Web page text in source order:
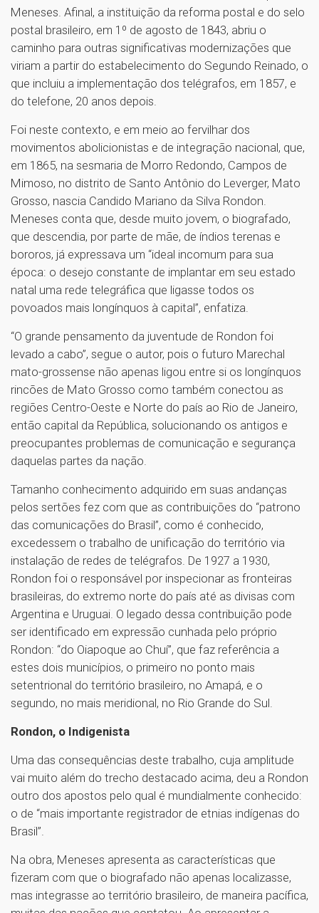
Meneses. Afinal, a instituição da reforma postal e do selo
postal brasileiro, em 1º de agosto de 1843, abriu o
caminho para outras significativas modernizações que
viriam a partir do estabelecimento do Segundo Reinado, o
que incluiu a implementação dos telégrafos, em 1857, e
do telefone, 20 anos depois.
Foi neste contexto, e em meio ao fervilhar dos
movimentos abolicionistas e de integração nacional, que,
em 1865, na sesmaria de Morro Redondo, Campos de
Mimoso, no distrito de Santo Antônio do Leverger, Mato
Grosso, nascia Candido Mariano da Silva Rondon.
Meneses conta que, desde muito jovem, o biografado,
que descendia, por parte de mãe, de índios terenas e
bororos, já expressava um “ideal incomum para sua
época: o desejo constante de implantar em seu estado
natal uma rede telegráfica que ligasse todos os
povoados mais longínquos à capital”, enfatiza.
“O grande pensamento da juventude de Rondon foi
levado a cabo”, segue o autor, pois o futuro Marechal
mato-grossense não apenas ligou entre si os longínquos
rincões de Mato Grosso como também conectou as
regiões Centro-Oeste e Norte do país ao Rio de Janeiro,
então capital da República, solucionando os antigos e
preocupantes problemas de comunicação e segurança
daquelas partes da nação.
Tamanho conhecimento adquirido em suas andanças
pelos sertões fez com que as contribuições do “patrono
das comunicações do Brasil”, como é conhecido,
excedessem o trabalho de unificação do território via
instalação de redes de telégrafos. De 1927 a 1930,
Rondon foi o responsável por inspecionar as fronteiras
brasileiras, do extremo norte do país até as divisas com
Argentina e Uruguai. O legado dessa contribuição pode
ser identificado em expressão cunhada pelo próprio
Rondon: “do Oiapoque ao Chuí”, que faz referência a
estes dois municípios, o primeiro no ponto mais
setentrional do território brasileiro, no Amapá, e o
segundo, no mais meridional, no Rio Grande do Sul.
Rondon, o Indigenista
Uma das consequências deste trabalho, cuja amplitude
vai muito além do trecho destacado acima, deu a Rondon
outro dos apostos pelo qual é mundialmente conhecido:
o de “mais importante registrador de etnias indígenas do
Brasil”.
Na obra, Meneses apresenta as características que
fizeram com que o biografado não apenas localizasse,
mas integrasse ao território brasileiro, de maneira pacífica,